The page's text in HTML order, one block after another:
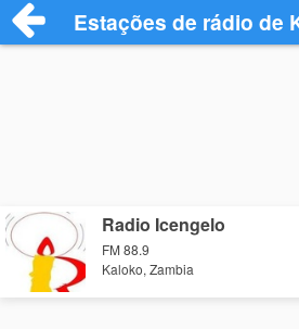
Estações de rádio de
Radio Icengelo
FM 88.9
Kaloko, Zambia